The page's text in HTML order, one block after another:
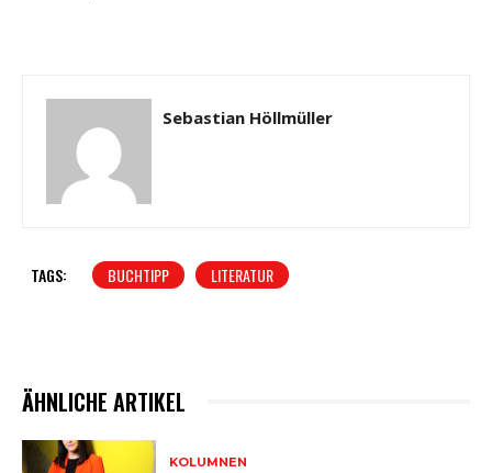
Sebastian Höllmüller
TAGS: BUCHTIPP LITERATUR
ÄHNLICHE ARTIKEL
KOLUMNEN